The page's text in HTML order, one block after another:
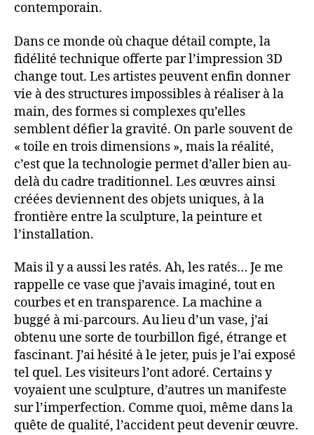
contemporain.
Dans ce monde où chaque détail compte, la
fidélité technique offerte par l’impression 3D
change tout. Les artistes peuvent enfin donner
vie à des structures impossibles à réaliser à la
main, des formes si complexes qu’elles
semblent défier la gravité. On parle souvent de
« toile en trois dimensions », mais la réalité,
c’est que la technologie permet d’aller bien au-
delà du cadre traditionnel. Les œuvres ainsi
créées deviennent des objets uniques, à la
frontière entre la sculpture, la peinture et
l’installation.
Mais il y a aussi les ratés. Ah, les ratés… Je me
rappelle ce vase que j’avais imaginé, tout en
courbes et en transparence. La machine a
buggé à mi-parcours. Au lieu d’un vase, j’ai
obtenu une sorte de tourbillon figé, étrange et
fascinant. J’ai hésité à le jeter, puis je l’ai exposé
tel quel. Les visiteurs l’ont adoré. Certains y
voyaient une sculpture, d’autres un manifeste
sur l’imperfection. Comme quoi, même dans la
quête de qualité, l’accident peut devenir œuvre.